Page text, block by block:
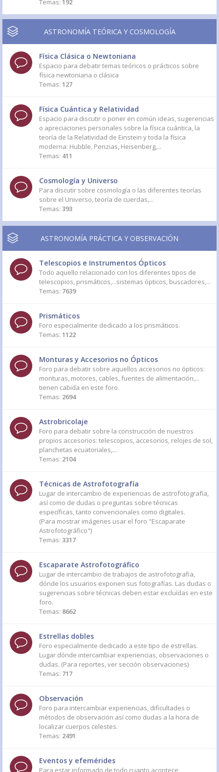
Temas: 192
ASTRONOMÍA TEÓRICA Y COSMOLOGÍA
Física Clásica o Newtoniana
Espacio para debatir temas teóricos o prácticos sobre
física newtoniana o clásica
Temas: 127
Física Cuántica y Relatividad
Espacio para discutir o poner en común ideas, sugerencias
o apreciaciones personales sobre la física cuántica, la
teoría de la Relatividad de Einstein y toda la física
moderna: Hubble, Penzias, Heisenberg,...
Temas: 411
Cosmología y Universo
Para discutir sobre cosmología o las diferentes teorías
sobre el Universo, teoría de cuerdas,...
Temas: 393
ASTRONOMÍA PRÁCTICA Y OBSERVACIÓN
Telescopios e Instrumentos Ópticos
Todo aquello relacionado con los diferentes tipos de
telescopios, prismáticos,...sistemas ópticos, buscadores,...
Temas: 7639
Prismáticos
Foro especialmente dedicado a los prismáticos.
Temas: 1122
Monturas y Accesorios no Ópticos
Foro para debatir sobre aquellos accesorios no ópticos:
monturas, motores, cables, fuentes de alimentación,...
tienen cabida en este foro.
Temas: 2694
Astrobricolaje
Foro para debatir sobre la construcción de nuestros
propios accesorios: telescopios, accesorios, relojes de sol,
planchetas ecuatoriales,...
Temas: 2104
Técnicas de Astrofotografía
Lugar de intercambio de experiencias de astrofotografía,
así como de dudas o preguntas sobre técnicas
específicas, tanto convencionales como digitales.
(Para mostrar imágenes usar el foro "Escaparate
Astrofotográfico")
Temas: 3317
Escaparate Astrofotográfico
Lugar de intercambio de trabajos de astrofotografia,
dónde los usuarios exponen sus fotografías. Las dudas o
sugerencias sobre técnicas deben estar excluídas en este
foro.
Temas: 8662
Estrellas dobles
Foro especialmente dedicado a este tipo de estrellas.
Lugar dónde intercambiar experiencias, observaciones o
dudas. (Para reportes, ver sección observaciones)
Temas: 717
Observación
Foro para intercambiar experiencias, dificultades o
métodos de observación así como dudas a la hora de
localizar cuerpos celestes.
Temas: 2491
Eventos y efemérides
Para estar informado de todo cuanto acontece,